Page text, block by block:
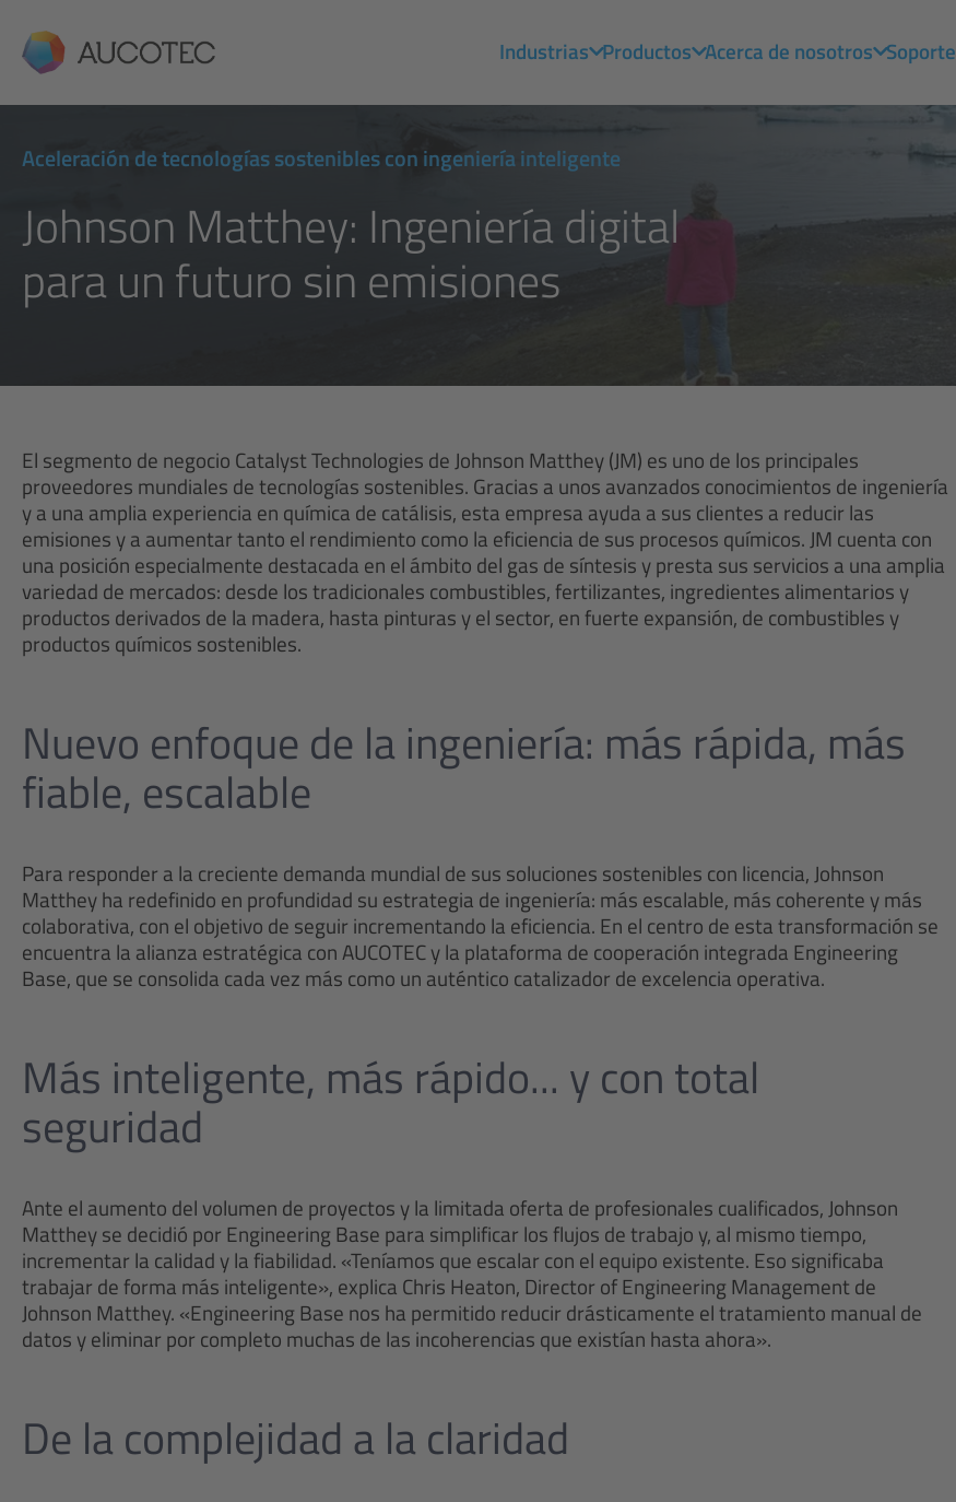
AUCOTEC Industrias Productos Acerca de nosotros Soporte
Aceleración de tecnologías sostenibles con ingeniería inteligente
Johnson Matthey: Ingeniería digital
para un futuro sin emisiones
El segmento de negocio Catalyst Technologies de Johnson Matthey (JM) es uno de los principales
proveedores mundiales de tecnologías sostenibles. Gracias a unos avanzados conocimientos de ingeniería
y a una amplia experiencia en química de catálisis, esta empresa ayuda a sus clientes a reducir las
emisiones y a aumentar tanto el rendimiento como la eficiencia de sus procesos químicos. JM cuenta con
una posición especialmente destacada en el ámbito del gas de síntesis y presta sus servicios a una amplia
variedad de mercados: desde los tradicionales combustibles, fertilizantes, ingredientes alimentarios y
productos derivados de la madera, hasta pinturas y el sector, en fuerte expansión, de combustibles y
productos químicos sostenibles.
Nuevo enfoque de la ingeniería: más rápida, más
fiable, escalable
Para responder a la creciente demanda mundial de sus soluciones sostenibles con licencia, Johnson
Matthey ha redefinido en profundidad su estrategia de ingeniería: más escalable, más coherente y más
colaborativa, con el objetivo de seguir incrementando la eficiencia. En el centro de esta transformación se
encuentra la alianza estratégica con AUCOTEC y la plataforma de cooperación integrada Engineering
Base, que se consolida cada vez más como un auténtico catalizador de excelencia operativa.
Más inteligente, más rápido... y con total
seguridad
Ante el aumento del volumen de proyectos y la limitada oferta de profesionales cualificados, Johnson
Matthey se decidió por Engineering Base para simplificar los flujos de trabajo y, al mismo tiempo,
incrementar la calidad y la fiabilidad. «Teníamos que escalar con el equipo existente. Eso significaba
trabajar de forma más inteligente», explica Chris Heaton, Director of Engineering Management de
Johnson Matthey. «Engineering Base nos ha permitido reducir drásticamente el tratamiento manual de
datos y eliminar por completo muchas de las incoherencias que existían hasta ahora».
De la complejidad a la claridad